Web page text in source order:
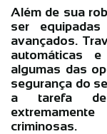
Além de sua
ser
avançados.
automáticas
algumas das
segurança do
a tarefa de
criminosas.